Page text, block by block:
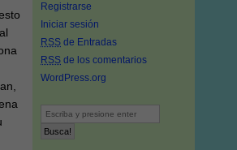
Registrarse
Iniciar sesión
RSS de Entradas
RSS de los comentarios
WordPress.org